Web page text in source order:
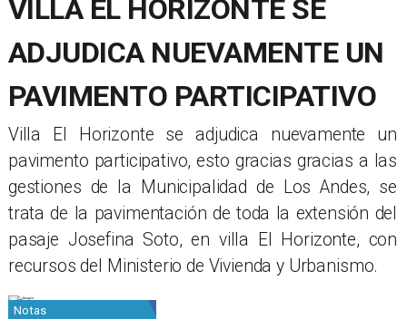
VILLA EL HORIZONTE SE
ADJUDICA NUEVAMENTE UN
PAVIMENTO PARTICIPATIVO
Villa El Horizonte se adjudica nuevamente un
pavimento participativo, esto gracias gracias a las
gestiones de la Municipalidad de Los Andes, se
trata de la pavimentación de toda la extensión del
pasaje Josefina Soto, en villa El Horizonte, con
recursos del Ministerio de Vivienda y Urbanismo.
Notas